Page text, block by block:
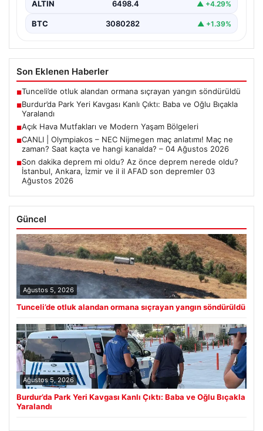
ALTIN 6498.4 ▲ +4.29%
BTC 3080282 ▲ +1.39%
Son Eklenen Haberler
■Tunceli’de otluk alandan ormana sıçrayan yangın söndürüldü
■Burdur’da Park Yeri Kavgası Kanlı Çıktı: Baba ve Oğlu Bıçakla
Yaralandı
■Açık Hava Mutfakları ve Modern Yaşam Bölgeleri
■CANLI | Olympiakos – NEC Nijmegen maç anlatımı! Maç ne
zaman? Saat kaçta ve hangi kanalda? – 04 Ağustos 2026
■Son dakika deprem mi oldu? Az önce deprem nerede oldu?
İstanbul, Ankara, İzmir ve il il AFAD son depremler 03
Ağustos 2026
Güncel
Ağustos 5, 2026
Tunceli’de otluk alandan ormana sıçrayan yangın söndürüldü
Ağustos 5, 2026
Burdur’da Park Yeri Kavgası Kanlı Çıktı: Baba ve Oğlu Bıçakla
Yaralandı